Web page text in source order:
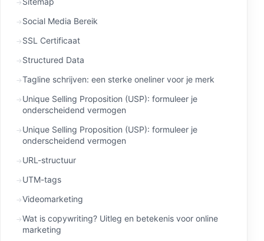
Social Media Bereik
SSL Certificaat
Structured Data
Tagline schrijven: een sterke oneliner voor je merk
Unique Selling Proposition (USP): formuleer je
onderscheidend vermogen
Unique Selling Proposition (USP): formuleer je
onderscheidend vermogen
URL-structuur
UTM-tags
Videomarketing
Wat is copywriting? Uitleg en betekenis voor online
marketing